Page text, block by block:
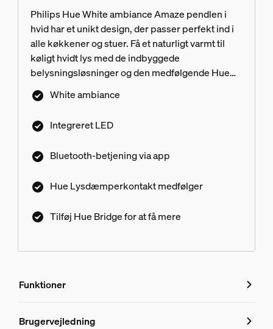
Philips Hue White ambiance Amaze pendlen i
hvid har et unikt design, der passer perfekt ind i
alle køkkener og stuer. Få et naturligt varmt til
køligt hvidt lys med de indbyggede
belysningsløsninger og den medfølgende Hue
Dimmer switch eller via Bluetooth. Tilføj en
Philips Hue Bridge, og få adgang til samtlige
White ambiance
Integreret LED
Bluetooth-betjening via app
Hue Lysdæmperkontakt medfølger
Tilføj Hue Bridge for at få mere
Funktioner
Funktioner
Brugervejledning